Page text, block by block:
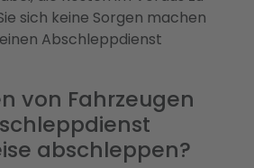
sich keine Sorgen machen
Abschleppdienst
von Fahrzeugen
abschleppen?